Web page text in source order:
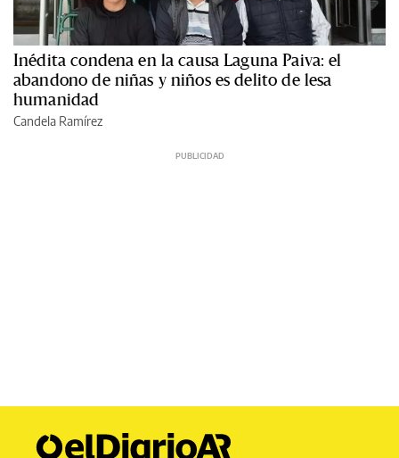
Inédita condena en la causa Laguna Paiva: el
abandono de niñas y niños es delito de lesa
humanidad
Candela Ramírez